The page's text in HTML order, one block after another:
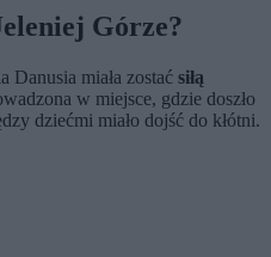
Górze?
Danusia miała zostać siłą
w miejsce, gdzie doszło
dziećmi miało dojść do kłótni.